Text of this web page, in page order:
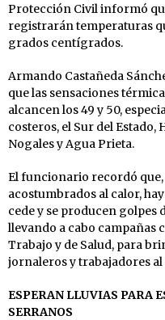
Protección Civil informó
registrarán temperaturas
grados centígrados.
Armando Castañeda
que las sensaciones
alcancen los 49 y 50,
costeros, el Sur del
Nogales y Agua Prieta.
El funcionario recordó
acostumbrados al calor,
cede y se producen golpes
llevando a cabo campañas
Trabajo y de Salud, para
jornaleros y trabajadores
ESPERAN LLUVIAS PARA
SERRANOS